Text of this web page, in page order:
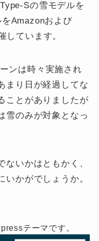
Sの雪モデルを
Amazonおよび
しています。
ンは時々実施され
まり日が経過してな
ことがありましたが
雪のみが対象となっ
ないかはともかく、
かがでしょうか。
テーマです。